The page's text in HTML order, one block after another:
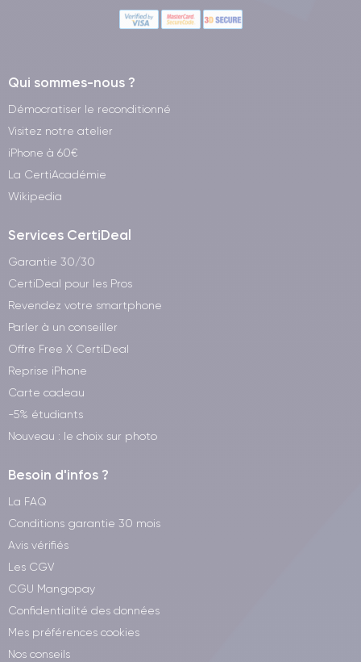
Qui sommes-nous ?
Démocratiser le reconditionné
Visitez notre atelier
iPhone à 60€
La CertiAcadémie
Wikipedia
Services CertiDeal
Garantie 30/30
CertiDeal pour les Pros
Revendez votre smartphone
Parler à un conseiller
Offre Free X CertiDeal
Reprise iPhone
Carte cadeau
-5% étudiants
Nouveau : le choix sur photo
Besoin d'infos ?
La FAQ
Conditions garantie 30 mois
Avis vérifiés
Les CGV
CGU Mangopay
Confidentialité des données
Mes préférences cookies
Nos conseils